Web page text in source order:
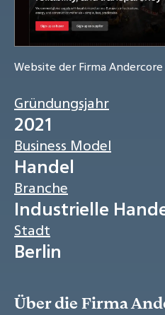
Website der Firma Andercore
Gründungsjahr
2021
Business Model
Handel
Branche
Industrielle
Stadt
Berlin
Über die Firma